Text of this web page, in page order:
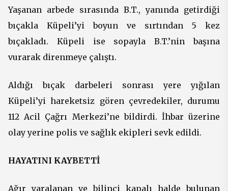
Yaşanan arbede sırasında B.T., yanında getirdiği
bıçakla Küpeli’yi boyun ve sırtından 5 kez
bıçakladı. Küpeli ise sopayla B.T.’nin başına
vurarak direnmeye çalıştı.
Aldığı bıçak darbeleri sonrası yere yığılan
Küpeli’yi hareketsiz gören çevredekiler, durumu
112 Acil Çağrı Merkezi’ne bildirdi. İhbar üzerine
olay yerine polis ve sağlık ekipleri sevk edildi.
HAYATINI KAYBETTİ
Ağır yaralanan ve bilinci kapalı halde bulunan